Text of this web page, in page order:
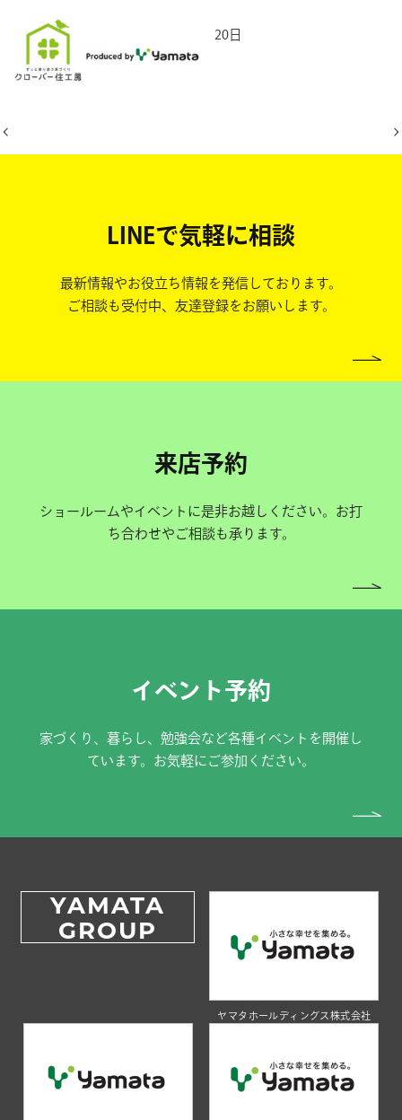
2026年5月20日
LINEで気軽に相談
最新情報やお役立ち情報を発信しております。
ご相談も受付中、友達登録をお願いします。
来店予約
ショールームやイベントに是非お越しください。お打
ち合わせやご相談も承ります。
イベント予約
家づくり、暮らし、勉強会など各種イベントを開催し
ています。お気軽にご参加ください。
YAMATA
GROUP
ヤマタホールディングス株式会社